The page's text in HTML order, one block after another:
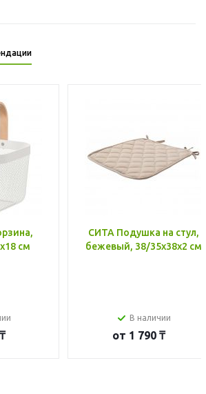
см
СИТА Подушка на стул,
бежевый, 38/35x38x2 см
В наличии
от 1 790 ₸